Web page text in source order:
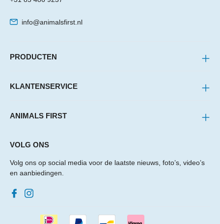
info@animalsfirst.nl
PRODUCTEN
KLANTENSERVICE
ANIMALS FIRST
VOLG ONS
Volg ons op social media voor de laatste nieuws, foto’s, video’s
en aanbiedingen.